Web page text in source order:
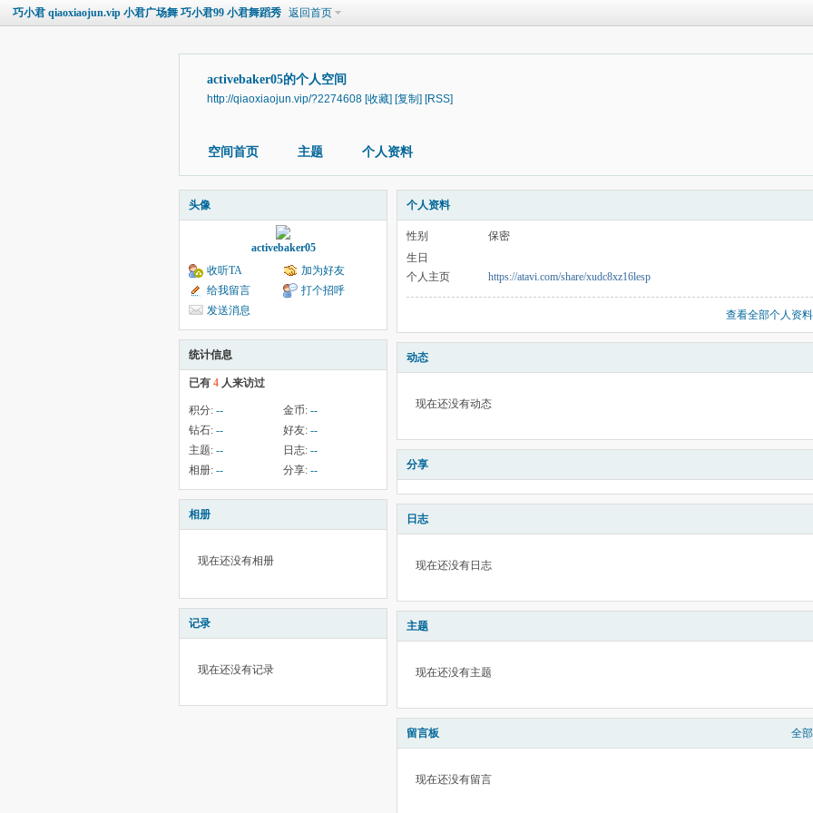
巧小君 qiaoxiaojun.vip 小君广场舞 巧小君99 小君舞蹈秀 返回首页
activebaker05的个人空间
http://qiaoxiaojun.vip/?2274608 [收藏] [复制] [RSS]
空间首页 主题 个人资料
头像
activebaker05
收听TA
加为好友
给我留言
打个招呼
发送消息
统计信息
已有 4 人来访过
积分: -- 金币: --
钻石: -- 好友: --
主题: -- 日志: --
相册: -- 分享: --
相册
现在还没有相册
记录
现在还没有记录
个人资料
性别
保密
生日
个人主页
https://atavi.com/share/xudc8xz16lesp
查看全部个人资料
动态
现在还没有动态
分享
日志
现在还没有日志
主题
现在还没有主题
留言板 全部
现在还没有留言